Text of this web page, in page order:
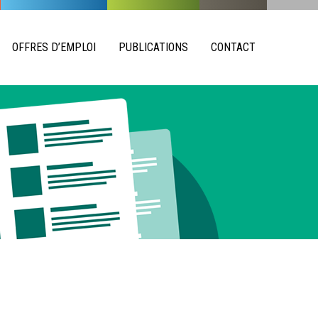
OFFRES D’EMPLOI PUBLICATIONS CONTACT